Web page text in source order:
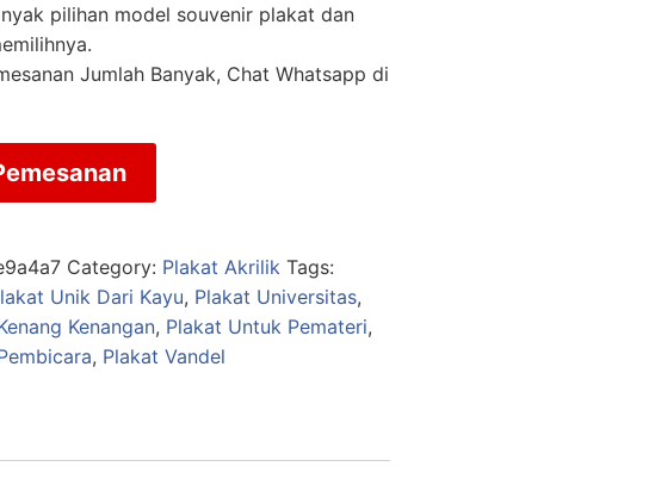
pilihan model souvenir plakat dan
Jumlah Banyak, Chat Whatsapp di
Category: Plakat Akrilik Tags:
Unik Dari Kayu, Plakat Universitas,
Kenangan, Plakat Untuk Pemateri,
, Plakat Vandel